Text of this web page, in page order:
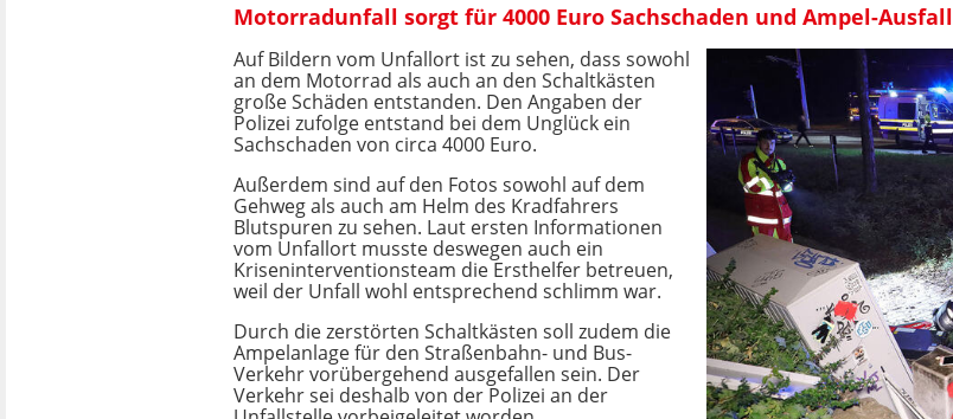
Motorradunfall sorgt für 4000 Euro Sachschaden und Ampel-Ausfall
Auf Bildern vom Unfallort ist zu sehen, dass sowohl
an dem Motorrad als auch an den Schaltkästen
große Schäden entstanden. Den Angaben der
Polizei zufolge entstand bei dem Unglück ein
Sachschaden von circa 4000 Euro.
Außerdem sind auf den Fotos sowohl auf dem
Gehweg als auch am Helm des Kradfahrers
Blutspuren zu sehen. Laut ersten Informationen
vom Unfallort musste deswegen auch ein
Kriseninterventionsteam die Ersthelfer betreuen,
weil der Unfall wohl entsprechend schlimm war.
Durch die zerstörten Schaltkästen soll zudem die
Ampelanlage für den Straßenbahn- und Bus-
Verkehr vorübergehend ausgefallen sein. Der
Verkehr sei deshalb von der Polizei an der